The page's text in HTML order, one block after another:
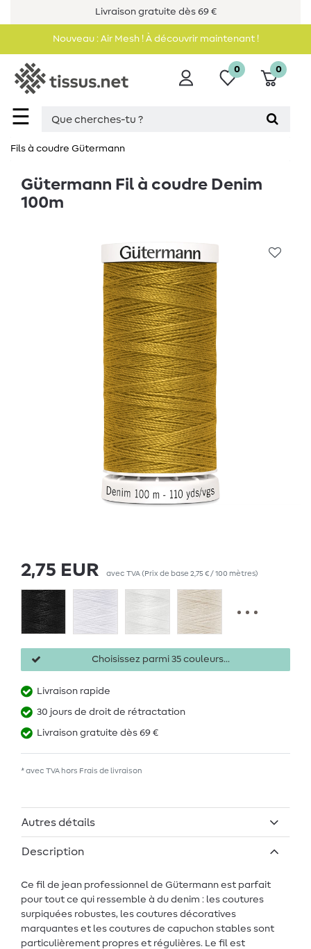
Livraison gratuite dès 69 €
Nouveau : Air Mesh ! À découvrir maintenant !
☰
0 0
Fils à coudre Gütermann
Gütermann Fil à coudre Denim
100m
2,75 EUR avec TVA(Prix de base 2,75 € / 100 mètres)
Choisissez parmi 35 couleurs...
Livraison rapide
30 jours de droit de rétractation
Livraison gratuite dès 69 €
* avec TVA hors Frais de livraison
Autres détails
Description
Ce fil de jean professionnel de Gütermann est parfait
pour tout ce qui ressemble à du denim : les coutures
surpiquées robustes, les coutures décoratives
marquantes et les coutures de capuchon stables sont
particulièrement propres et régulières. Le fil est